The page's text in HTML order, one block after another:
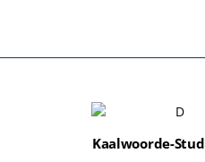
Kaalwoorde-